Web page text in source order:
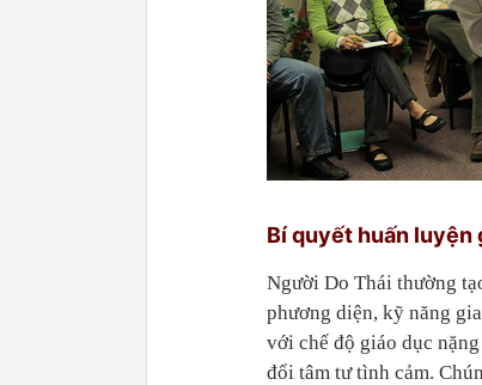
Bí quyết huấn luyện
Người Do Thái thường
phương diện, kỹ năng
với chế độ giáo dục
đổi tâm tư tình cảm.